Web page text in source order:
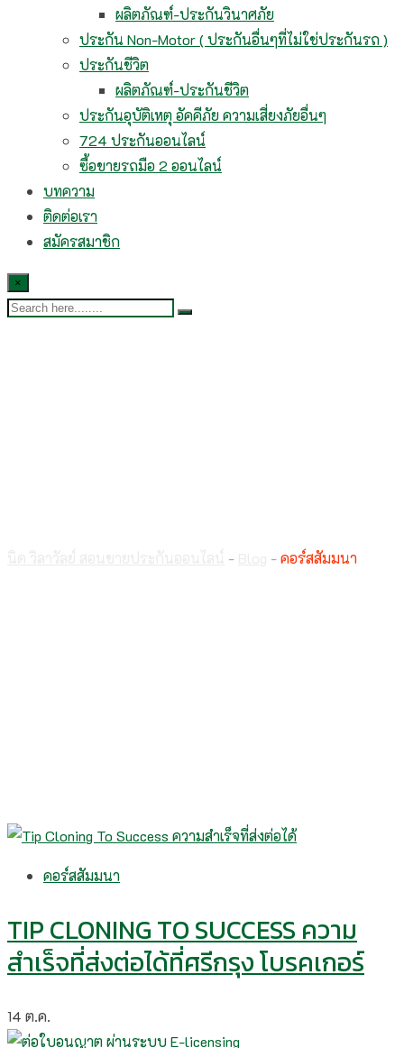
ผลิตภัณฑ์-ประกันวินาศภัย
ประกัน Non-Motor ( ประกันอื่นๆที่ไม่ใช่ประกันรถ )
ประกันชีวิต
ผลิตภัณฑ์-ประกันชีวิต
ประกันอุบัติเหตุ อัคคีภัย ความเสี่ยงภัยอื่นๆ
724 ประกันออนไลน์
ซื้อขายรถมือ 2 ออนไลน์
บทความ
ติดต่อเรา
สมัครสมาชิก
×
- -คอร์สสัมมนา
คอร์สสัมมนา
TIP CLONING TO SUCCESS ความ
สำเร็จที่ส่งต่อได้ที่ศรีกรุง โบรคเกอร์
14 ต.ค.